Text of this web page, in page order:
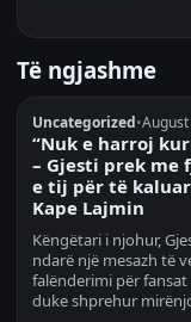
Të ngjashme
Uncategorized•
“Nuk e harroj
– Gjesti prek me
e tij për të
Kape Lajmin
Këngëtari i njohur,
ndarë një mesazh të
falënderimi për fansat
duke shprehur